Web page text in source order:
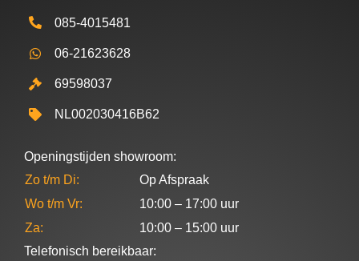
085-4015481
06-21623628
69598037
NL002030416B62
Openingstijden showroom:
Zo t/m Di:
Op Afspraak
Wo t/m Vr:
10:00 – 17:00 uur
Za:
10:00 – 15:00 uur
Telefonisch bereikbaar: